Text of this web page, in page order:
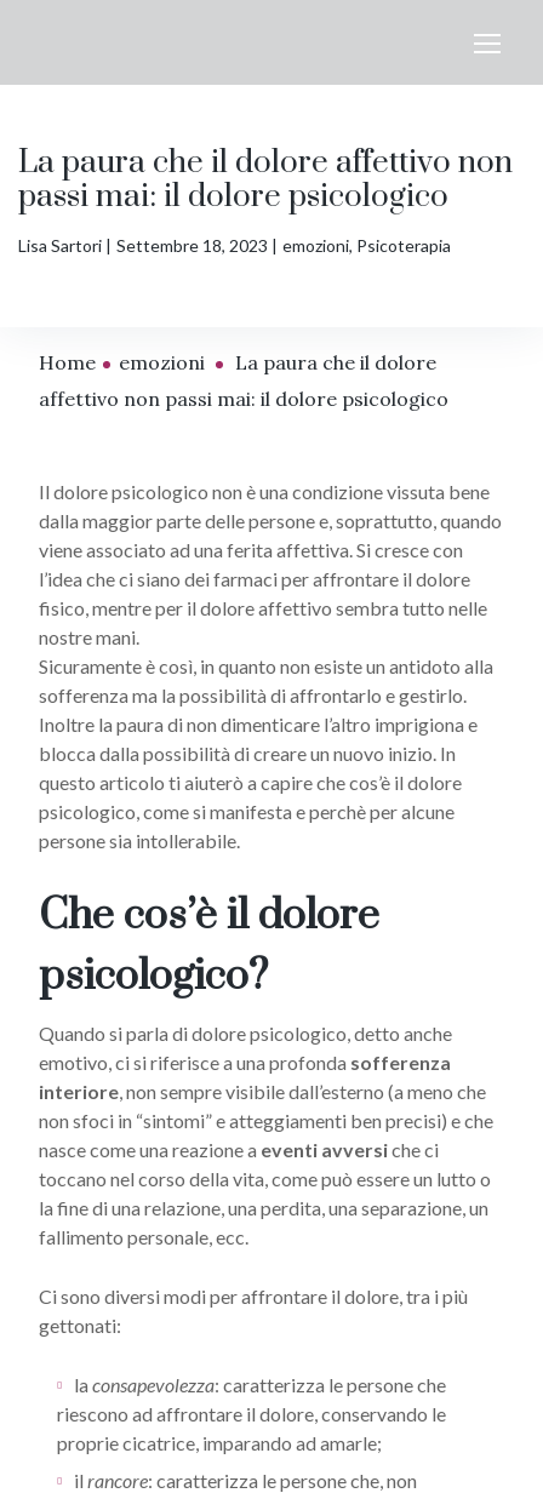
La paura che il dolore affettivo non
passi mai: il dolore psicologico
Lisa Sartori Settembre 18, 2023 emozioni, Psicoterapia
Home emozioni
La paura che il dolore
affettivo non passi mai: il dolore psicologico
Il dolore psicologico non è una condizione vissuta bene
dalla maggior parte delle persone e, soprattutto, quando
viene associato ad una ferita affettiva. Si cresce con
l’idea che ci siano dei farmaci per affrontare il dolore
fisico, mentre per il dolore affettivo sembra tutto nelle
nostre mani.
Sicuramente è così, in quanto non esiste un antidoto alla
sofferenza ma la possibilità di affrontarlo e gestirlo.
Inoltre la paura di non dimenticare l’altro imprigiona e
blocca dalla possibilità di creare un nuovo inizio. In
questo articolo ti aiuterò a capire che cos’è il dolore
psicologico, come si manifesta e perchè per alcune
persone sia intollerabile.
Che cos’è il dolore
psicologico?
Quando si parla di dolore psicologico, detto anche
emotivo, ci si riferisce a una profonda sofferenza
interiore, non sempre visibile dall’esterno (a meno che
non sfoci in “sintomi” e atteggiamenti ben precisi) e che
nasce come una reazione a eventi avversiche ci
toccano nel corso della vita, come può essere un lutto o
la fine di una relazione, una perdita, una separazione, un
fallimento personale, ecc.
Ci sono diversi modi per affrontare il dolore, tra i più
gettonati:
laconsapevolezza: caratterizza le persone che
riescono ad affrontare il dolore, conservando le
proprie cicatrice, imparando ad amarle;
ilrancore: caratterizza le persone che, non